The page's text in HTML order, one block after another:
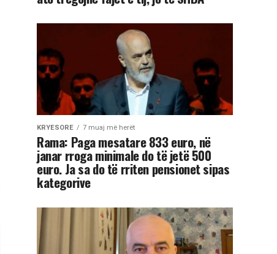
KRYESORE 7 muaj më herët
Rama: Paga mesatare 833 euro, në
janar rroga minimale do të jetë 500
euro. Ja sa do të rriten pensionet sipas
kategorive